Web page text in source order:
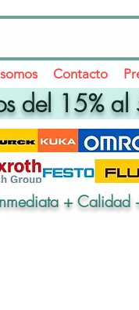
Contacto
del 15% al
+ Calidad